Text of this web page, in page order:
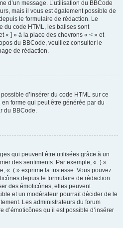
d’un message. L’utilisation du BBCode
mais il vous est également possible de
le formulaire de rédaction. Le
du code HTML, les balises sont
« ] » à la place des chevrons « < » et
du BBCode, veuillez consulter le
de rédaction.
d’insérer du code HTML sur ce
forme qui peut être générée par du
du BBCode.
qui peuvent être utilisées grâce à un
des sentiments. Par exemple, « :) »
« :( » exprime la tristesse. Vous pouvez
depuis le formulaire de rédaction.
des émoticônes, elles peuvent
et un modérateur pourrait décider de le
Les administrateurs du forum
qu’il est possible d’insérer